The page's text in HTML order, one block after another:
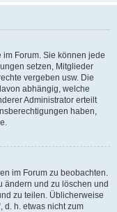
Forum. Sie können jede
setzen, Mitglieder
vergeben usw. Die
abhängig, welche
Administrator erteilt
haben,
im Forum zu beobachten.
ändern und zu löschen und
zu teilen. Üblicherweise
d. h. etwas nicht zum